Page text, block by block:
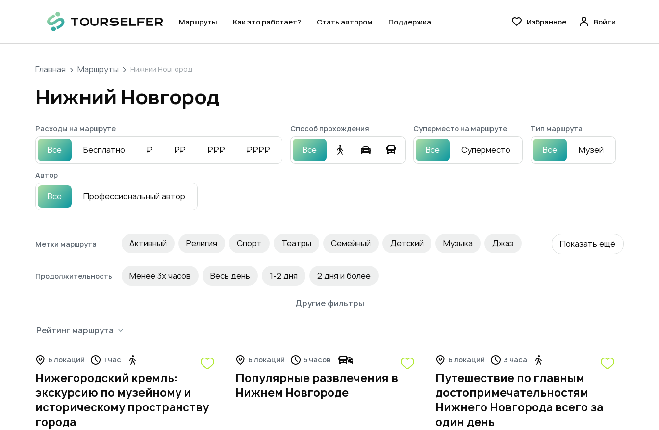
Маршруты Как это работает? Стать автором Поддержка Избранное Войти
Главная Маршруты Нижний Новгород
Нижний Новгород
Расходы на маршруте
Все Бесплатно ₽ ₽₽ ₽₽₽ ₽₽₽₽
Способ прохождения
Все
Суперместо на маршруте
Все Суперместо
Тип маршрута
Все Музей
Автор
Все Профессиональный автор
Метки маршрута Активный Религия Спорт Театры Семейный Детский Музыка Джаз Показать ещё
Продолжительность Менее 3х часов Весь день 1-2 дня 2 дня и более
Другие фильтры
Рейтинг маршрута
4
6 локаций 1 час
Нижегородский кремль:
экскурсию по музейному и
историческому пространству
города
6 локаций 5 часов
Популярные развлечения в
Нижнем Новгороде
6 локаций 3 часа
Путешествие по главным
достопримечательностям
Нижнего Новгорода всего за
один день